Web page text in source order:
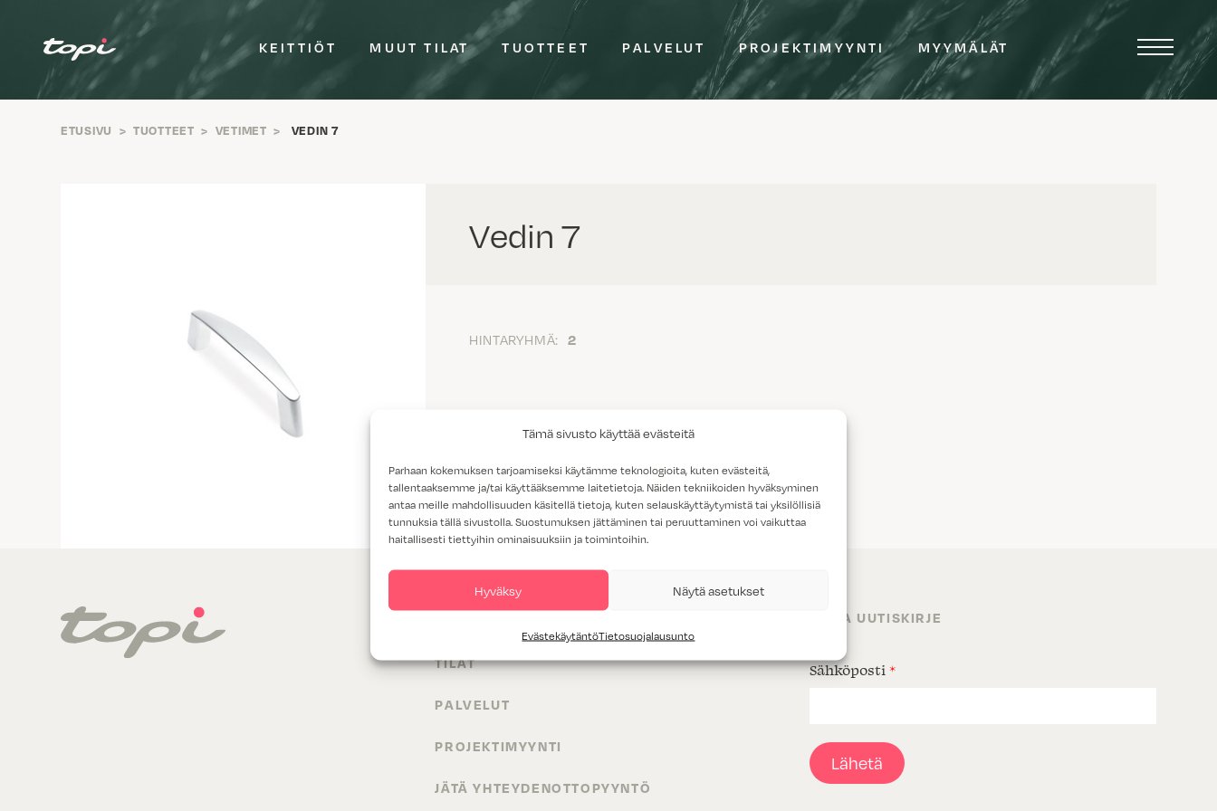
Tämä sivusto käyttää evästeitä
Parhaan kokemuksen tarjoamiseksi käytämme teknologioita, kuten evästeitä,
tallentaaksemme ja/tai käyttääksemme laitetietoja. Näiden tekniikoiden hyväksyminen
antaa meille mahdollisuuden käsitellä tietoja, kuten selauskäyttäytymistä tai yksilöllisiä
tunnuksia tällä sivustolla. Suostumuksen jättäminen tai peruuttaminen voi vaikuttaa
haitallisesti tiettyihin ominaisuuksiin ja toimintoihin.
Hyväksy Näytä asetukset
EvästekäytäntöTietosuojalausunto
KEITTIÖT MUUT TILAT TUOTTEET PALVELUT PROJEKTIMYYNTI MYYMÄLÄT
ETUSIVU > TUOTTEET > VETIMET > VEDIN 7
Vedin 7
HINTARYHMÄ: 2
TILAT
PALVELUT
PROJEKTIMYYNTI
JÄTÄ YHTEYDENOTTOPYYNTÖ
TILAA UUTISKIRJE
Sähköposti *
Lähetä